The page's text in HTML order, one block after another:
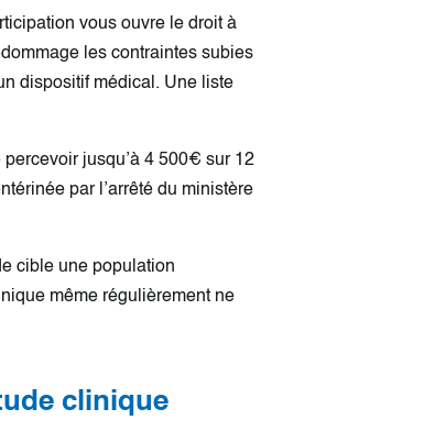
vous ouvre le droit à
les contraintes subies
dispositif médical. Une liste
jusqu’à 4 500€ sur 12
par l’arrêté du ministère
cible une population
même régulièrement ne
clinique